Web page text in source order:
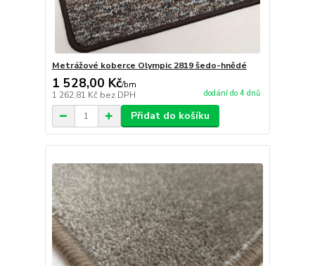
Metrážové koberce Olympic 2819 šedo-hnědé
1 528,00 Kč/bm
1 262,81 Kč bez DPH dodání do 4 dnů
Přidat do košíku